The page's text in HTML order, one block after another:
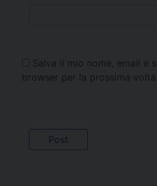
Salva il mio nome, email e
browser per la prossima volta